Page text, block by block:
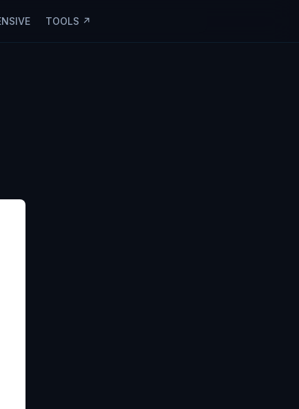
TOOLS ↗